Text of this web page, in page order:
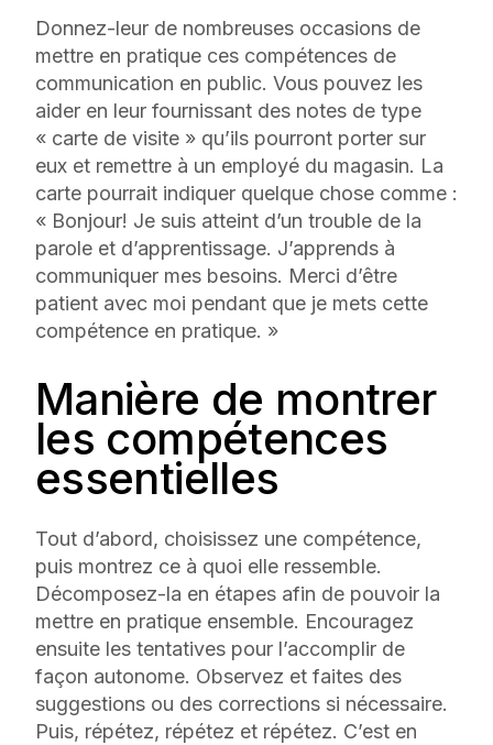
Donnez-leur de nombreuses occasions de
mettre en pratique ces compétences de
communication en public. Vous pouvez les
aider en leur fournissant des notes de type
« carte de visite » qu’ils pourront porter sur
eux et remettre à un employé du magasin. La
carte pourrait indiquer quelque chose comme :
« Bonjour! Je suis atteint d’un trouble de la
parole et d’apprentissage. J’apprends à
communiquer mes besoins. Merci d’être
patient avec moi pendant que je mets cette
compétence en pratique. »
Manière de montrer
les compétences
essentielles
Tout d’abord, choisissez une compétence,
puis montrez ce à quoi elle ressemble.
Décomposez-la en étapes afin de pouvoir la
mettre en pratique ensemble. Encouragez
ensuite les tentatives pour l’accomplir de
façon autonome. Observez et faites des
suggestions ou des corrections si nécessaire.
Puis, répétez, répétez et répétez. C’est en